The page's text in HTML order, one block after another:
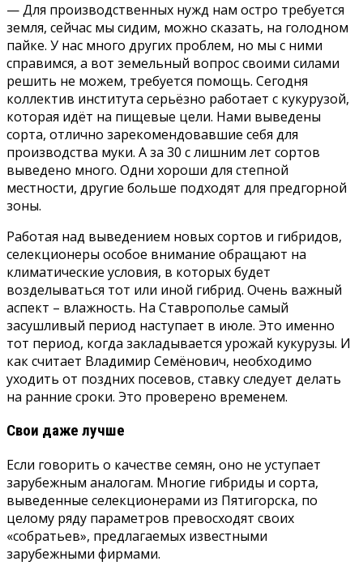
— Для производственных нужд нам остро требуется
земля, сейчас мы сидим, можно сказать, на голодном
пайке. У нас много других проблем, но мы с ними
справимся, а вот земельный вопрос своими силами
решить не можем, требуется помощь. Сегодня
коллектив института серьёзно работает с кукурузой,
которая идёт на пищевые цели. Нами выведены
сорта, отлично зарекомендовавшие себя для
производства муки. А за 30 с лишним лет сортов
выведено много. Одни хороши для степной
местности, другие больше подходят для предгорной
зоны.
Работая над выведением новых сортов и гибридов,
селекционеры особое внимание обращают на
климатические условия, в которых будет
возделываться тот или иной гибрид. Очень важный
аспект – влажность. На Ставрополье самый
засушливый период наступает в июле. Это именно
тот период, когда закладывается урожай кукурузы. И
как считает Владимир Семёнович, необходимо
уходить от поздних посевов, ставку следует делать
на ранние сроки. Это проверено временем.
Свои даже лучше
Если говорить о качестве семян, оно не уступает
зарубежным аналогам. Многие гибриды и сорта,
выведенные селекционерами из Пятигорска, по
целому ряду параметров превосходят своих
«собратьев», предлагаемых известными
зарубежными фирмами.